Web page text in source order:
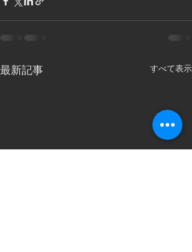
最新記事 すべて表示